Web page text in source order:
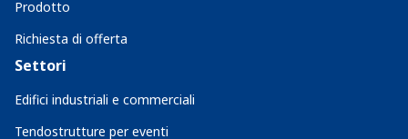
Prodotto
Richiesta di offerta
Settori
Edifici industriali e commerciali
Tendostrutture per eventi